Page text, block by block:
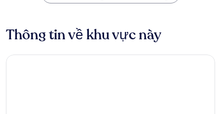
Thông tin về khu vực này